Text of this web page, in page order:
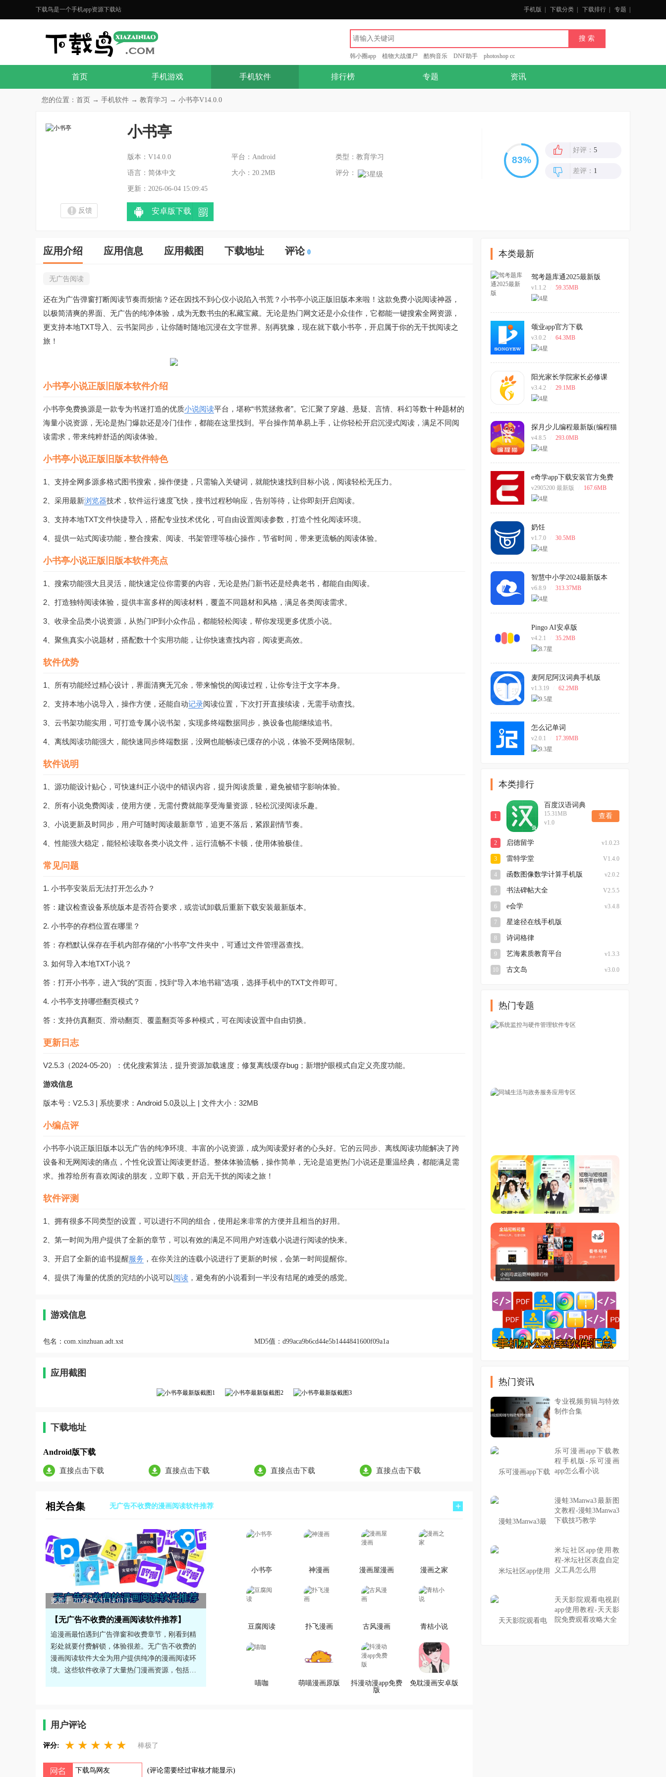
下载鸟是一个手机app资源下载站 手机版 下载分类 下载排行 专题
韩小圈app 植物大战僵尸 酷狗音乐 DNF助手 photoshop cc
首页 手机游戏 手机软件 排行榜 专题 资讯
您的位置： 首页 → 手机软件 → 教育学习 → 小书亭V14.0.0
小书亭
版本：V14.0.0 平台：Android 类型：教育学习
语言：简体中文 大小：20.2MB 评分：
更新：2026-06-04 15:09:45
反馈 安卓版下载
好评： 5
差评： 1
应用介绍 应用信息 应用截图 下载地址 评论 0
无广告阅读
还在为广告弹窗打断阅读节奏而烦恼？还在因找不到心仪小说陷入书荒？小书亭小说正版旧版本来啦！这款免费小说阅读神器，
以极简清爽的界面、无广告的纯净体验，成为无数书虫的私藏宝藏。无论是热门网文还是小众佳作，它都能一键搜索全网资源，
更支持本地TXT导入、云书架同步，让你随时随地沉浸在文字世界。别再犹豫，现在就下载小书亭，开启属于你的无干扰阅读之
旅！
小书亭小说正版旧版本软件介绍
小书亭免费换源是一款专为书迷打造的优质小说阅读平台，堪称“书荒拯救者”。它汇聚了穿越、悬疑、言情、科幻等数十种题材的
海量小说资源，无论是热门爆款还是冷门佳作，都能在这里找到。平台操作简单易上手，让你轻松开启沉浸式阅读，满足不同阅
读需求，带来纯粹舒适的阅读体验。
小书亭小说正版旧版本软件特色
1、支持全网多源多格式图书搜索，操作便捷，只需输入关键词，就能快速找到目标小说，阅读轻松无压力。
2、采用最新浏览器技术，软件运行速度飞快，搜书过程秒响应，告别等待，让你即刻开启阅读。
3、支持本地TXT文件快捷导入，搭配专业技术优化，可自由设置阅读参数，打造个性化阅读环境。
4、提供一站式阅读功能，整合搜索、阅读、书架管理等核心操作，节省时间，带来更流畅的阅读体验。
小书亭小说正版旧版本软件亮点
1、搜索功能强大且灵活，能快速定位你需要的内容，无论是热门新书还是经典老书，都能自由阅读。
2、打造独特阅读体验，提供丰富多样的阅读材料，覆盖不同题材和风格，满足各类阅读需求。
3、收录全品类小说资源，从热门IP到小众作品，都能轻松阅读，帮你发现更多优质小说。
4、聚焦真实小说题材，搭配数十个实用功能，让你快速查找内容，阅读更高效。
软件优势
1、所有功能经过精心设计，界面清爽无冗余，带来愉悦的阅读过程，让你专注于文字本身。
2、支持本地小说导入，操作方便，还能自动记录阅读位置，下次打开直接续读，无需手动查找。
3、云书架功能实用，可打造专属小说书架，实现多终端数据同步，换设备也能继续追书。
4、离线阅读功能强大，能快速同步终端数据，没网也能畅读已缓存的小说，体验不受网络限制。
软件说明
1、源功能设计贴心，可快速纠正小说中的错误内容，提升阅读质量，避免被错字影响体验。
2、所有小说免费阅读，使用方便，无需付费就能享受海量资源，轻松沉浸阅读乐趣。
3、小说更新及时同步，用户可随时阅读最新章节，追更不落后，紧跟剧情节奏。
4、性能强大稳定，能轻松读取各类小说文件，运行流畅不卡顿，使用体验极佳。
常见问题
1. 小书亭安装后无法打开怎么办？
答：建议检查设备系统版本是否符合要求，或尝试卸载后重新下载安装最新版本。
2. 小书亭的存档位置在哪里？
答：存档默认保存在手机内部存储的“小书亭”文件夹中，可通过文件管理器查找。
3. 如何导入本地TXT小说？
答：打开小书亭，进入“我的”页面，找到“导入本地书籍”选项，选择手机中的TXT文件即可。
4. 小书亭支持哪些翻页模式？
答：支持仿真翻页、滑动翻页、覆盖翻页等多种模式，可在阅读设置中自由切换。
更新日志
V2.5.3（2024-05-20）：优化搜索算法，提升资源加载速度；修复离线缓存bug；新增护眼模式自定义亮度功能。
游戏信息
版本号：V2.5.3 | 系统要求：Android 5.0及以上 | 文件大小：32MB
小编点评
小书亭小说正版旧版本以无广告的纯净环境、丰富的小说资源，成为阅读爱好者的心头好。它的云同步、离线阅读功能解决了跨
设备和无网阅读的痛点，个性化设置让阅读更舒适。整体体验流畅，操作简单，无论是追更热门小说还是重温经典，都能满足需
求。推荐给所有喜欢阅读的朋友，立即下载，开启无干扰的阅读之旅！
软件评测
1、拥有很多不同类型的设置，可以进行不同的组合，使用起来非常的方便并且相当的好用。
2、第一时间为用户提供了全新的章节，可以有效的满足不同用户对连载小说进行阅读的快来。
3、开启了全新的追书提醒服务 ，在你关注的连载小说进行了更新的时候，会第一时间提醒你。
4、提供了海量的优质的完结的小说可以阅读 ，避免有的小说看到一半没有结尾的难受的感觉。
游戏信息
包名： com.xinzhuan.adt.xst MD5值： d99aca9b6cd44e5b1444841600f09a1a
应用截图
下载地址
Android版下载
直接点击下载 直接点击下载 直接点击下载 直接点击下载
相关合集 无广告不收费的漫画阅读软件推荐 +
更新于 2026-07-31 14:01:13
【无广告不收费的漫画阅读软件推荐】
追漫画最怕遇到广告弹窗和收费章节，刚看到精
彩处就要付费解锁，体验很差。无广告不收费的
漫画阅读软件大全为用户提供纯净的漫画阅读环
境。这些软件收录了大量热门漫画资源，包括韩
漫画内容，是漫画爱好者的理想选择。
小书亭 神漫画 漫画屋漫画 漫画之家
豆腐阅读 扑飞漫画 古风漫画 青桔小说
喵咖 萌喵漫画原版
抖漫动漫app免费
版
免耽漫画安卓版
用户评论
评分: ★ ★ ★ ★ ★ 棒极了
(评论需要经过审核才能显示)
本类最新
驾考题库通2025最新版
v1.1.2 59.35MB
颂业app官方下载
v3.0.2 64.3MB
阳光家长学院家长必修课
v3.4.2 29.1MB
探月少儿编程最新版(编程猫
在线)
v4.8.5 293.0MB
e奇学app下载安装官方免费
下载
v2905200 最新版 167.6MB
奶饪
v1.7.0 30.5MB
智慧中小学2024最新版本
v6.8.9 313.37MB
Pingo AI安卓版
v4.2.1 35.2MB
麦阿尼阿汉词典手机版
v1.3.19 62.2MB
怎么记单词
v2.0.1 17.39MB
本类排行
1
百度汉语词典
15.31MB
v1.0
查看
2 启德留学 v1.0.23
3 雷特学堂 V1.4.0
4 函数图像数学计算手机版 v2.0.2
5 书法碑帖大全 V2.5.5
6 e会学 v3.4.8
7 星途径在线手机版
8
诗词格律
9
艺海素质教育平台 v1.3.3
10 古文岛 v3.0.0
热门专题
热门资讯
专业视频剪辑与特效
制作合集
乐可漫画app下载教
程手机版-乐可漫画
app怎么看小说
漫蛙3Manwa3最新图
文教程-漫蛙3Manwa3
下载技巧教学
米坛社区app使用教
程-米坛社区表盘自定
义工具怎么用
天天影院观看电视剧
app使用教程-天天影
院免费观看攻略大全